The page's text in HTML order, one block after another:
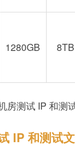
1280GB 8TB
测试 IP 和测试
IP 和测试